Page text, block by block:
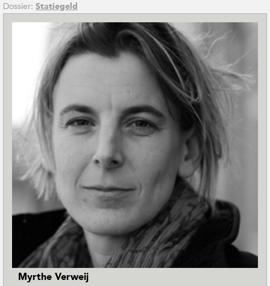
Dossier: Statiegeld
Myrthe Verweij